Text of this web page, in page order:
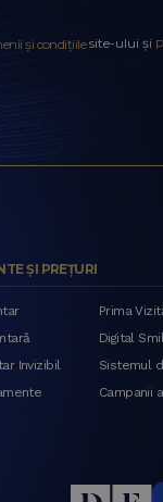
și condițiilesite-ului și
ȘI PREȚURI
Prima
Digital
Invizibil
Sistemul
Campanii